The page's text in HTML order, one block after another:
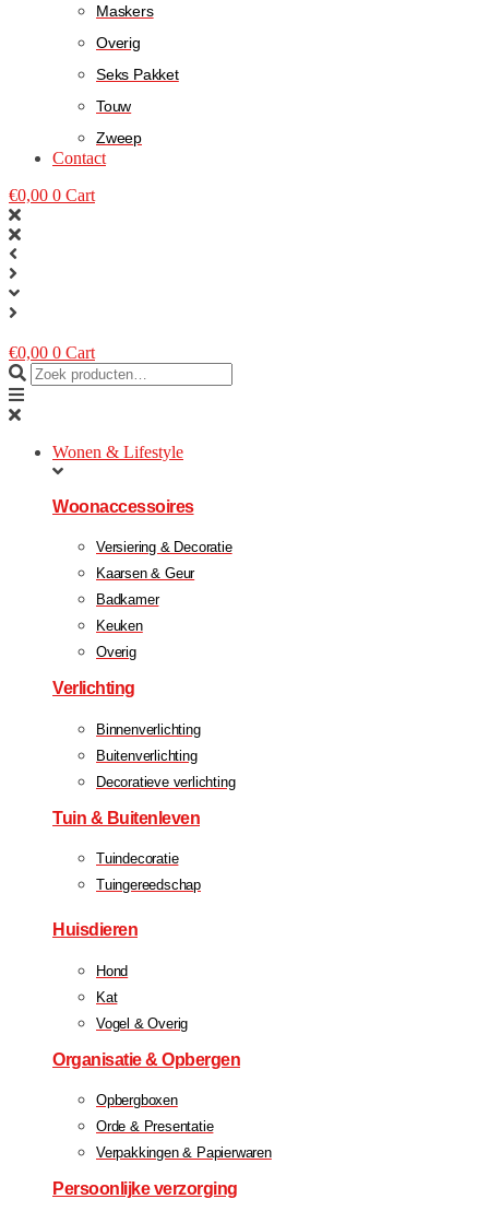
Maskers
Overig
Seks Pakket
Touw
Zweep
Contact
€0,00 0 Cart
€0,00 0 Cart
Wonen & Lifestyle
Woonaccessoires
Versiering & Decoratie
Kaarsen & Geur
Badkamer
Keuken
Overig
Verlichting
Binnenverlichting
Buitenverlichting
Decoratieve verlichting
Tuin & Buitenleven
Tuindecoratie
Tuingereedschap
Huisdieren
Hond
Kat
Vogel & Overig
Organisatie & Opbergen
Opbergboxen
Orde & Presentatie
Verpakkingen & Papierwaren
Persoonlijke verzorging